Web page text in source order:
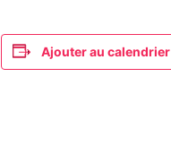
Ajouter au calendrier